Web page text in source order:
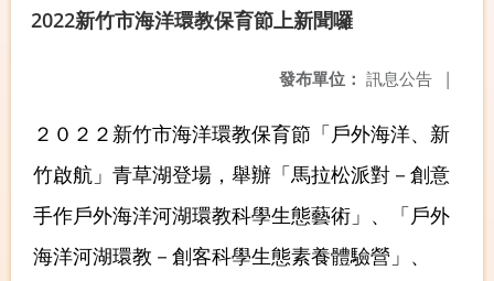
2022新竹市海洋環教保育節上新聞囉
發布單位： 訊息公告 |
２０２２新竹市海洋環教保育節「戶外海洋、新
竹啟航」青草湖登場，舉辦「馬拉松派對－創意
手作戶外海洋河湖環教科學生態藝術」、「戶外
海洋河湖環教－創客科學生態素養體驗營」、